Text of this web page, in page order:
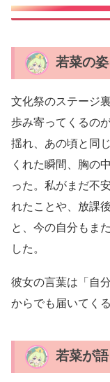
若菜の
文化祭のステージ
歩み寄ってくるの
揺れ、あの頃と同
くれた瞬間、胸の
った。私がまだ不
れたことや、放課
と、今の自分もま
した。
彼女の言葉は「自
からでも届いてく
若菜が